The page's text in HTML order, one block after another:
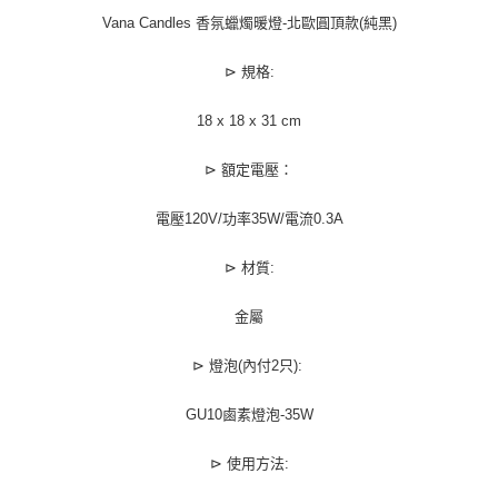
Vana Candles 香氛蠟燭暖燈-北歐圓頂款(純黑)
⊳ 規格:
18 x 18 x 31 cm
⊳ 額定電壓：
電壓120V/功率35W/電流0.3A
⊳ 材質:
金屬
⊳ 燈泡(內付2只):
GU10鹵素燈泡-35W
⊳ 使用方法: